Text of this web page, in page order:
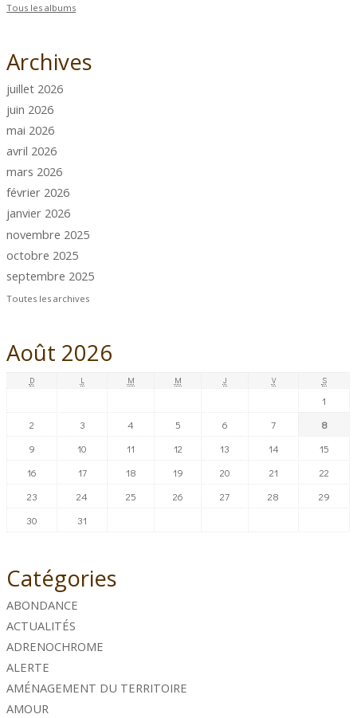
Tous les albums
Archives
juillet 2026
juin 2026
mai 2026
avril 2026
mars 2026
février 2026
janvier 2026
novembre 2025
octobre 2025
septembre 2025
Toutes les archives
Août 2026
D L M M J V S
1
2
3 4 5 6 7
8
9
10 11 12 13 14
15
16
17 18 19 20 21
22
23
24 25 26 27 28
29
30
31
Catégories
ABONDANCE
ACTUALITÉS
ADRENOCHROME
ALERTE
AMÉNAGEMENT DU TERRITOIRE
AMOUR